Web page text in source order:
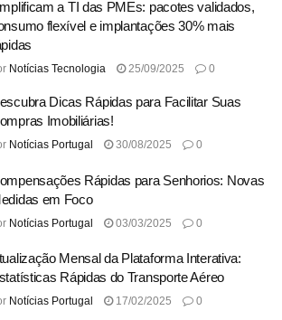
a TI das PMEs: pacotes validados,
flexível e implantações 30% mais
Notícias Tecnologia 25/09/2025 0
Dicas Rápidas para Facilitar Suas
Imobiliárias!
Notícias Portugal 30/08/2025 0
Rápidas para Senhorios: Novas
em Foco
Notícias Portugal 03/03/2025 0
Mensal da Plataforma Interativa:
Rápidas do Transporte Aéreo
Notícias Portugal 17/02/2025 0